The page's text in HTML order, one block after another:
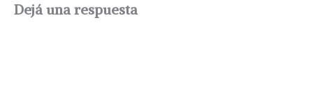
Dejá una respuesta